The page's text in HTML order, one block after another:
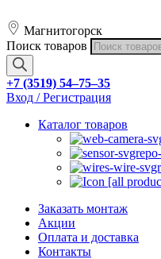
Магнитогорск
Поиск товаров
+7 (3519) 54‒75‒35
Вход / Регистрация
Каталог товаров
Заказать монтаж
Акции
Оплата и доставка
Контакты